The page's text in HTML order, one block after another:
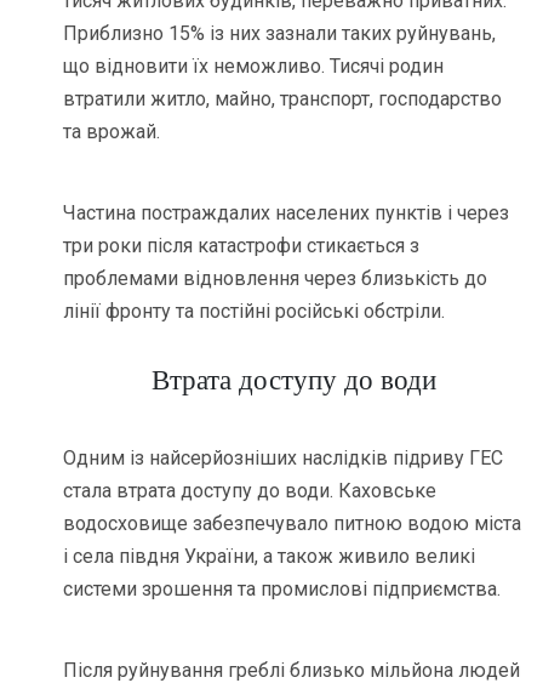
Приблизно 15% із них зазнали таких руйнувань,
що відновити їх неможливо. Тисячі родин
втратили житло, майно, транспорт, господарство
та врожай.
Частина постраждалих населених пунктів і через
три роки після катастрофи стикається з
проблемами відновлення через близькість до
лінії фронту та постійні російські обстріли.
Втрата доступу до води
Одним із найсерйозніших наслідків підриву ГЕС
стала втрата доступу до води. Каховське
водосховище забезпечувало питною водою міста
і села півдня України, а також живило великі
системи зрошення та промислові підприємства.
Після руйнування греблі близько мільйона людей